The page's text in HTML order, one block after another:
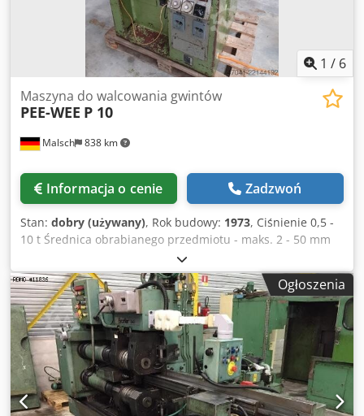
1 / 6
Malsch 838 km
Maszyna do walcowania gwintów
PEE-WEE P 10
Informacja o cenie Zadzwoń
Stan: dobry (używany), Rok budowy: 1973, Ciśnienie 0,5 -
10 t Średnica obrabianego przedmiotu - maks. 2 - 50 mm
Długość gwintu 2000 mm Skok w mm 3 mm Średnica
mocowania wrzeciona walcującego 54 mm Średnica
narzędzia 145 mm Prędkość wrzeciona walcującego 41 -
129 obr./min Skok 0 - 8 mm Całkowite zapotrzebowanie na
moc 4,5 kW Waga maszyny ok. 1,3 t Zapotrzebowanie na
miejsce ok. 1,3 x 1,2 x 1,2 m Dcedozd Hhaspfx Actsk W
zestawie urządzenie załadunkowe.
Ogłoszenia